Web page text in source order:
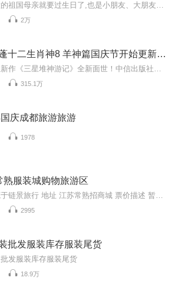
2万
小猪屏蓬十二生肖神8 羊神篇国庆节开始更新啦！
315.1万
庆成都旅游旅游
1978
熟服装城购物旅游区
2995
批发服装库存服装尾货
发服装库存服装尾货
18.9万